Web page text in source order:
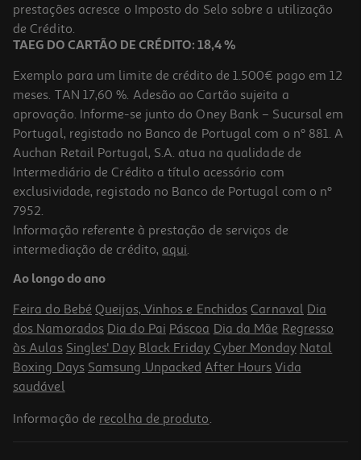
2,69 €
Chocolate Cadbury De Leite Wholenut 120g
37.42 €/Kg
4,49 €
prestações acresce o Imposto do Selo sobre a utilização
de Crédito.
TAEG DO CARTÃO DE CRÉDITO: 18,4 %
Exemplo para um limite de crédito de 1.500€ pago em 12
meses. TAN 17,60 %. Adesão ao Cartão sujeita a
aprovação. Informe-se junto do Oney Bank – Sucursal em
Portugal, registado no Banco de Portugal com o nº 881. A
Auchan Retail Portugal, S.A. atua na qualidade de
Intermediário de Crédito a título acessório com
exclusividade, registado no Banco de Portugal com o nº
7952.
Informação referente à prestação de serviços de
intermediação de crédito, aqui.
Ao longo do ano
Feira do Bebé Queijos, Vinhos e Enchidos Carnaval Dia
dos Namorados Dia do Pai Páscoa Dia da Mãe Regresso
às Aulas Singles' Day Black Friday Cyber Monday Natal
Boxing Days Samsung Unpacked After Hours Vida
saudável
Informação de recolha de produto.